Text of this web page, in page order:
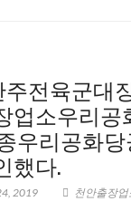
전육군대
업소우리공
우리공화
했다.
2019 천안출장업